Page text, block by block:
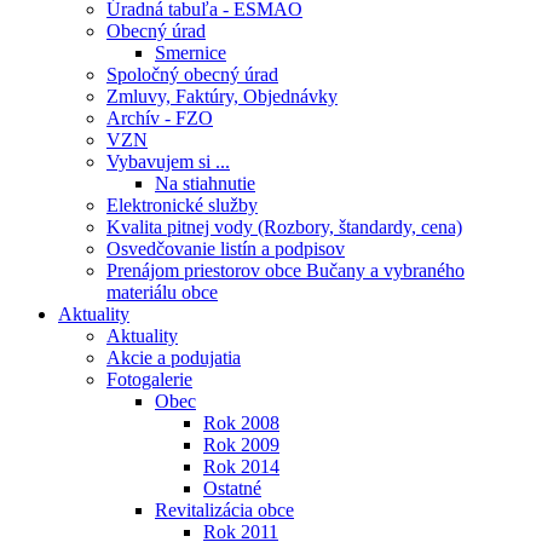
Úradná tabuľa - ESMAO
Obecný úrad
Smernice
Spoločný obecný úrad
Zmluvy, Faktúry, Objednávky
Archív - FZO
VZN
Vybavujem si ...
Na stiahnutie
Elektronické služby
Kvalita pitnej vody (Rozbory, štandardy, cena)
Osvedčovanie listín a podpisov
Prenájom priestorov obce Bučany a vybraného
materiálu obce
Aktuality
Aktuality
Akcie a podujatia
Fotogalerie
Obec
Rok 2008
Rok 2009
Rok 2014
Ostatné
Revitalizácia obce
Rok 2011